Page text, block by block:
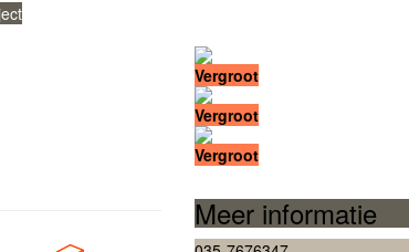
Vergroot
Vergroot
Vergroot
Meer informatie